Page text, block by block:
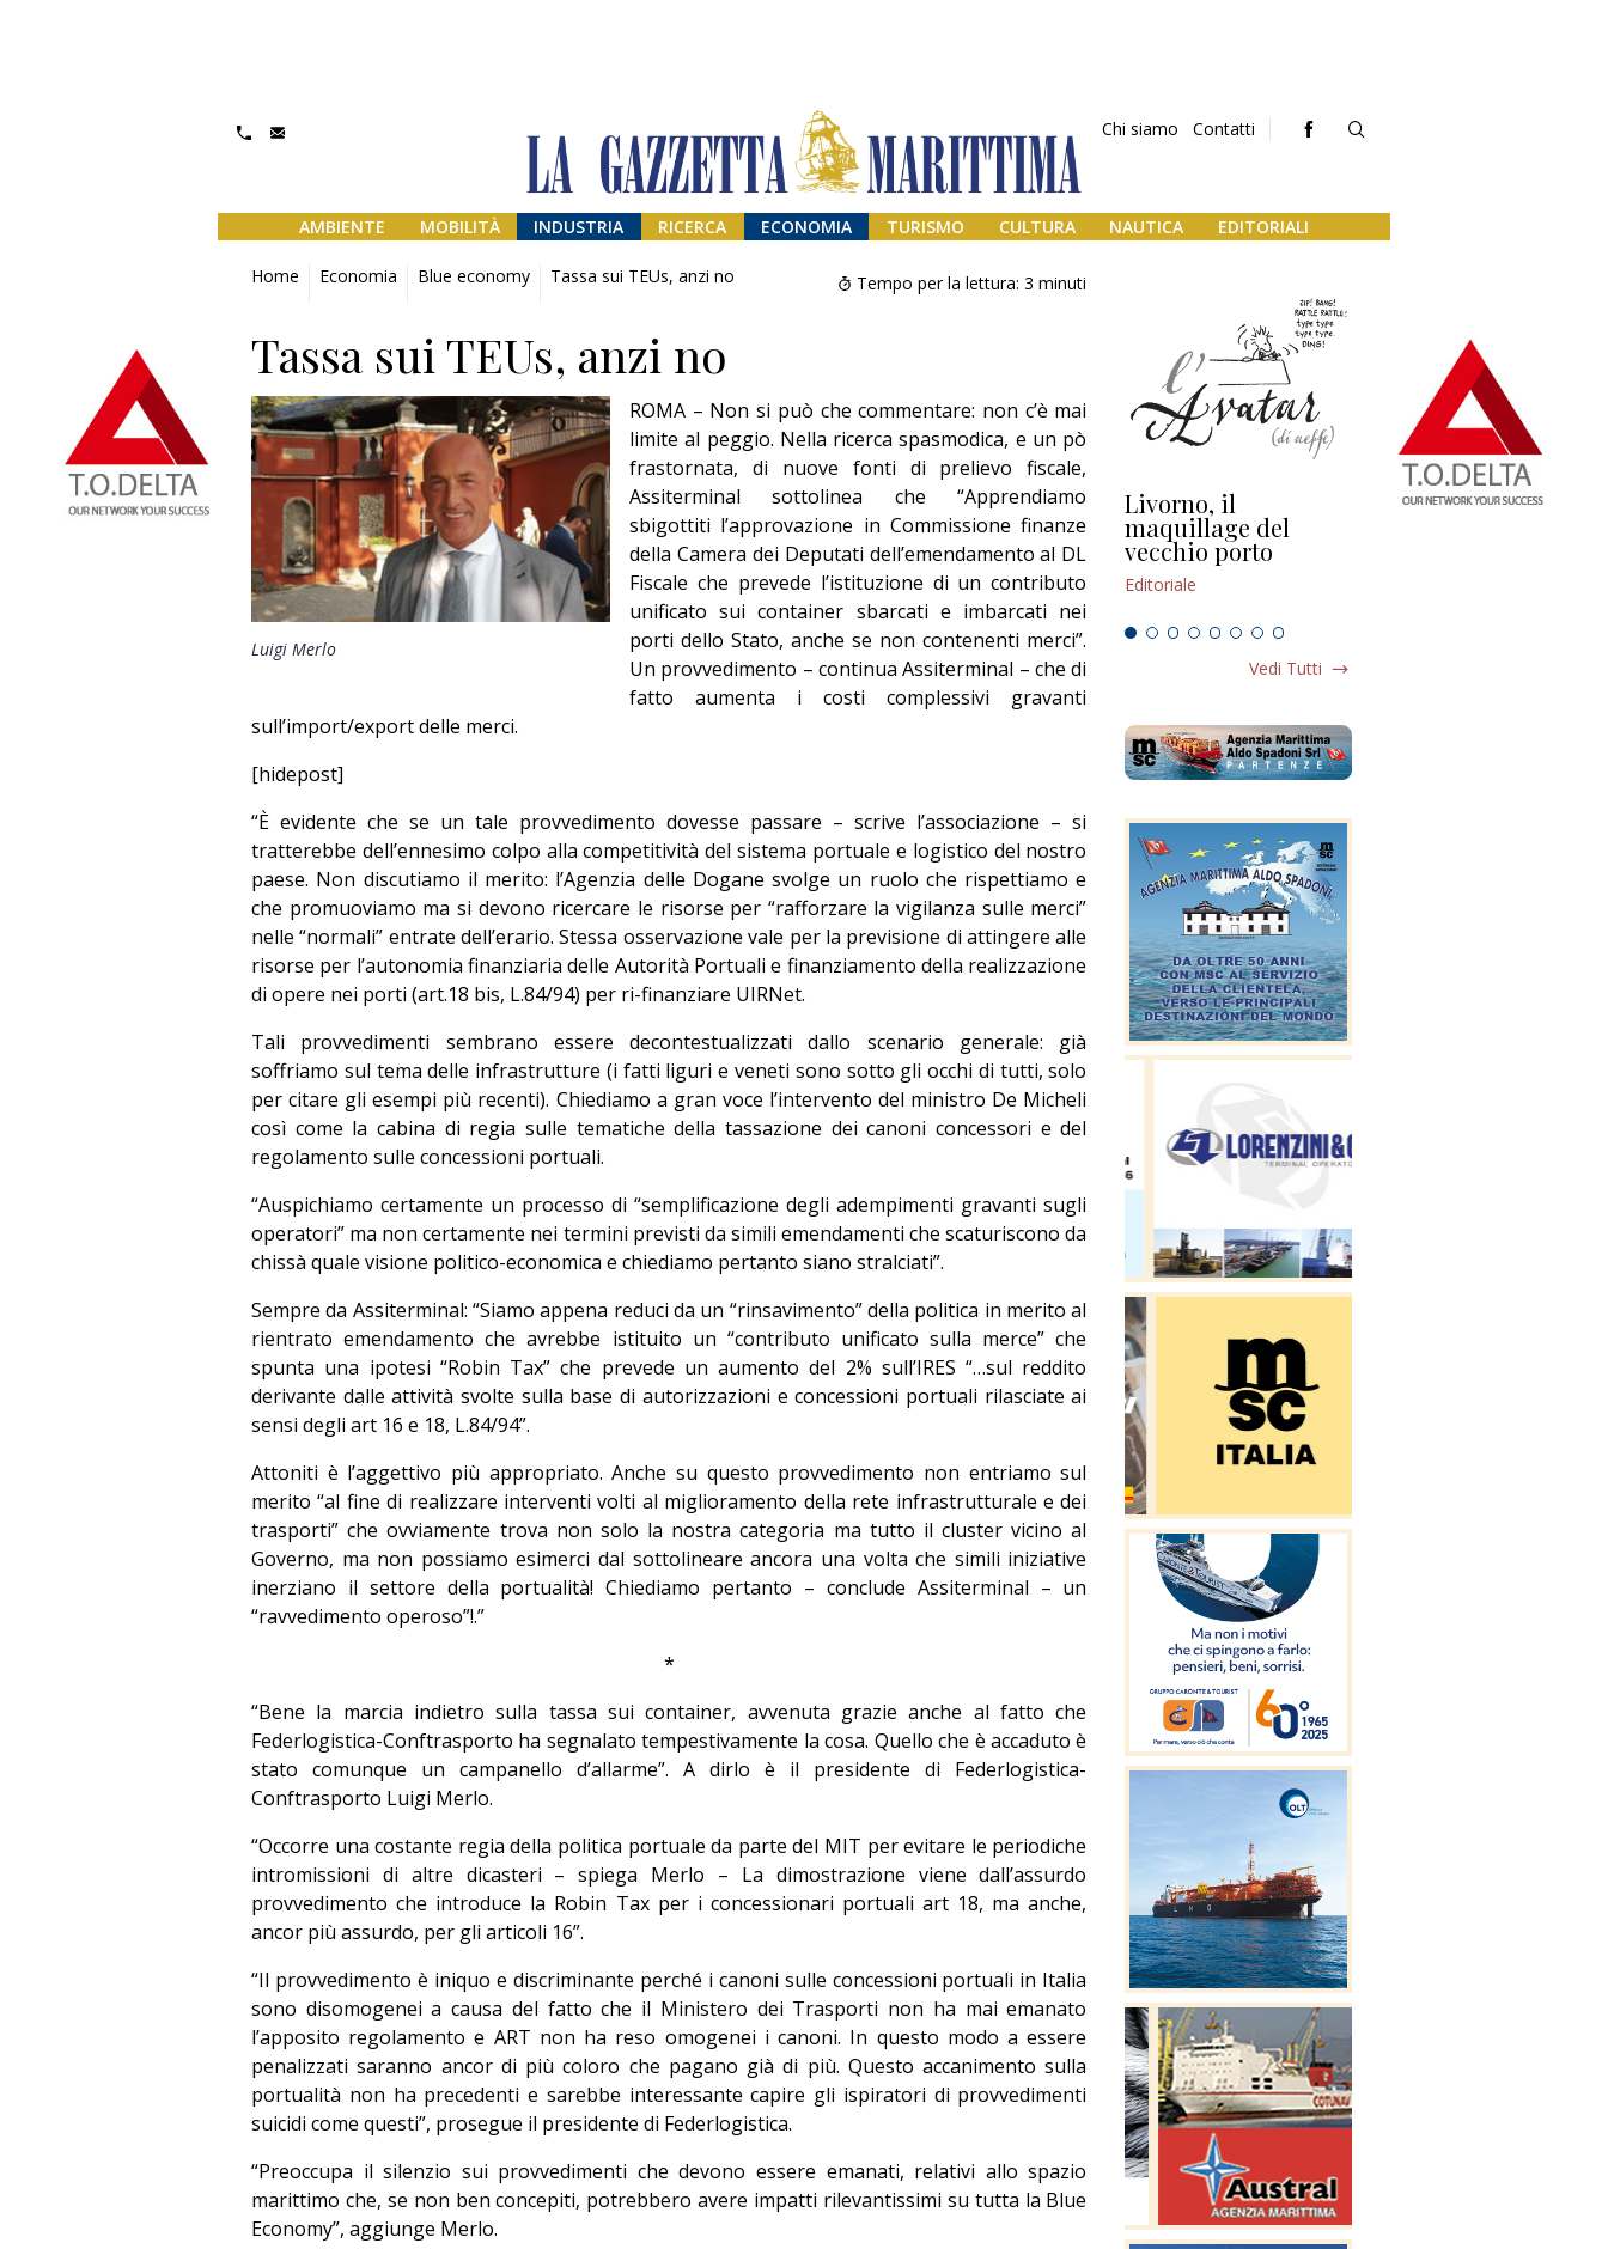
Chi siamo Contatti
AMBIENTE MOBILITÀ INDUSTRIA RICERCA ECONOMIA TURISMO CULTURA NAUTICA EDITORIALI
Home Economia Blue economy Tassa sui TEUs, anzi no Tempo per la lettura: 3 minuti
Tassa sui TEUs, anzi no
Luigi Merlo
ROMA – Non si può che commentare: non c’è mai
limite al peggio. Nella ricerca spasmodica, e un pò
frastornata, di nuove fonti di prelievo fiscale,
Assiterminal sottolinea che “Apprendiamo
sbigottiti l’approvazione in Commissione finanze
della Camera dei Deputati dell’emendamento al DL
Fiscale che prevede l’istituzione di un contributo
unificato sui container sbarcati e imbarcati nei
porti dello Stato, anche se non contenenti merci”.
Un provvedimento – continua Assiterminal – che di
fatto aumenta i costi complessivi gravanti
sull’import/export delle merci.
[hidepost]
“È evidente che se un tale provvedimento dovesse passare – scrive l’associazione – si
tratterebbe dell’ennesimo colpo alla competitività del sistema portuale e logistico del nostro
paese. Non discutiamo il merito: l’Agenzia delle Dogane svolge un ruolo che rispettiamo e
che promuoviamo ma si devono ricercare le risorse per “rafforzare la vigilanza sulle merci”
nelle “normali” entrate dell’erario. Stessa osservazione vale per la previsione di attingere alle
risorse per l’autonomia finanziaria delle Autorità Portuali e finanziamento della realizzazione
di opere nei porti (art.18 bis, L.84/94) per ri-finanziare UIRNet.
Tali provvedimenti sembrano essere decontestualizzati dallo scenario generale: già
soffriamo sul tema delle infrastrutture (i fatti liguri e veneti sono sotto gli occhi di tutti, solo
per citare gli esempi più recenti). Chiediamo a gran voce l’intervento del ministro De Micheli
così come la cabina di regia sulle tematiche della tassazione dei canoni concessori e del
regolamento sulle concessioni portuali.
“Auspichiamo certamente un processo di “semplificazione degli adempimenti gravanti sugli
operatori” ma non certamente nei termini previsti da simili emendamenti che scaturiscono da
chissà quale visione politico-economica e chiediamo pertanto siano stralciati”.
Sempre da Assiterminal: “Siamo appena reduci da un “rinsavimento” della politica in merito al
rientrato emendamento che avrebbe istituito un “contributo unificato sulla merce” che
spunta una ipotesi “Robin Tax” che prevede un aumento del 2% sull’IRES “…sul reddito
derivante dalle attività svolte sulla base di autorizzazioni e concessioni portuali rilasciate ai
sensi degli art 16 e 18, L.84/94”.
Attoniti è l’aggettivo più appropriato. Anche su questo provvedimento non entriamo sul
merito “al fine di realizzare interventi volti al miglioramento della rete infrastrutturale e dei
trasporti” che ovviamente trova non solo la nostra categoria ma tutto il cluster vicino al
Governo, ma non possiamo esimerci dal sottolineare ancora una volta che simili iniziative
inerziano il settore della portualità! Chiediamo pertanto – conclude Assiterminal – un
“ravvedimento operoso”!.”
*
“Bene la marcia indietro sulla tassa sui container, avvenuta grazie anche al fatto che
Federlogistica-Conftrasporto ha segnalato tempestivamente la cosa. Quello che è accaduto è
stato comunque un campanello d’allarme”. A dirlo è il presidente di Federlogistica-
Conftrasporto Luigi Merlo.
“Occorre una costante regia della politica portuale da parte del MIT per evitare le periodiche
intromissioni di altre dicasteri – spiega Merlo – La dimostrazione viene dall’assurdo
provvedimento che introduce la Robin Tax per i concessionari portuali art 18, ma anche,
ancor più assurdo, per gli articoli 16”.
“Il provvedimento è iniquo e discriminante perché i canoni sulle concessioni portuali in Italia
sono disomogenei a causa del fatto che il Ministero dei Trasporti non ha mai emanato
l’apposito regolamento e ART non ha reso omogenei i canoni. In questo modo a essere
penalizzati saranno ancor di più coloro che pagano già di più. Questo accanimento sulla
portualità non ha precedenti e sarebbe interessante capire gli ispiratori di provvedimenti
suicidi come questi”, prosegue il presidente di Federlogistica.
“Preoccupa il silenzio sui provvedimenti che devono essere emanati, relativi allo spazio
marittimo che, se non ben concepiti, potrebbero avere impatti rilevantissimi su tutta la Blue
Economy”, aggiunge Merlo.
Addio amico
Giorgio
Editoriale
Livorno, il
maquillage del
vecchio porto
Editoriale
L’uscita di scena di
Vedi Tutti